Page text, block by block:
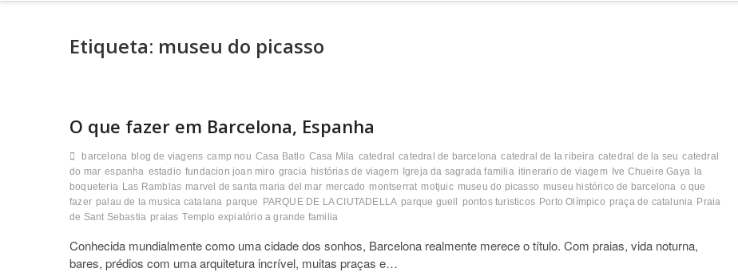
Etiqueta: museu do picasso
O que fazer em Barcelona, Espanha
barcelona blog de viagens camp nou Casa Batlo Casa Mila catedral catedral de barcelona catedral de la ribeira catedral de la seu catedral
do mar espanha estadio fundacion joan miro gracia histórias de viagem Igreja da sagrada familia itinerario de viagem Ive Chueire Gaya la
boqueteria Las Ramblas marvel de santa maria del mar mercado montserrat motjuic museu do picasso museu histórico de barcelona o que
fazer palau de la musica catalana parque PARQUE DE LA CIUTADELLA parque guell pontos turisticos Porto Olímpico praça de catalunia Praia
de Sant Sebastia praias Templo expiatório a grande familia
Conhecida mundialmente como uma cidade dos sonhos, Barcelona realmente merece o título. Com praias, vida noturna,
bares, prédios com uma arquitetura incrível, muitas praças e…